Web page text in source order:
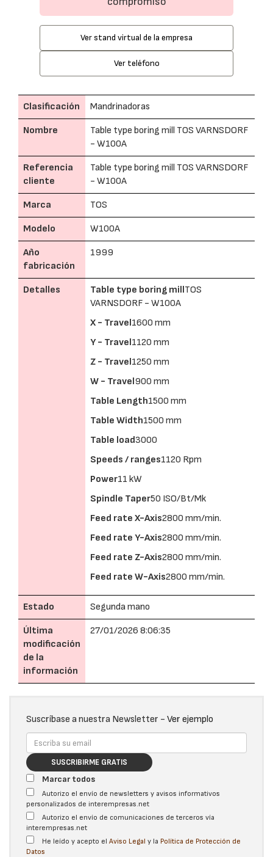
Ver stand virtual de la empresa
Ver teléfono
Clasificación Mandrinadoras
Nombre
Table type boring mill TOS VARNSDORF
- W100A
Referencia
cliente
Table type boring mill TOS VARNSDORF
- W100A
Marca TOS
Modelo W100A
Año
fabricación
1999
Detalles Table type boring millTOS
VARNSDORF - W100A
X - Travel1600 mm
Y - Travel1120 mm
Z - Travel1250 mm
W - Travel900 mm
Table Length1500 mm
Table Width1500 mm
Table load3000
Speeds / ranges1120 Rpm
Power11 kW
Spindle Taper50 ISO/Bt/Mk
Feed rate X-Axis2800 mm/min.
Feed rate Y-Axis2800 mm/min.
Feed rate Z-Axis2800 mm/min.
Feed rate W-Axis2800 mm/min.
Estado Segunda mano
Última
modificación
de la
información
27/01/2026 8:06:35
Suscríbase a nuestra Newsletter - Ver ejemplo
SUSCRIBIRME GRATIS
Marcar todos
Autorizo el envío de newsletters y avisos informativos
personalizados de interempresas.net
Autorizo el envío de comunicaciones de terceros vía
interempresas.net
He leído y acepto el Aviso Legal y la Política de Protección de
Datos